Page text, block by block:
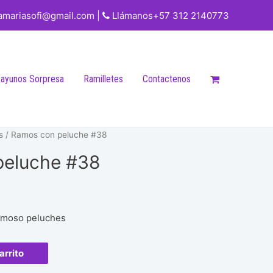
| Llámanos+57 312 2140773
Sorpresa Ramilletes Contactenos
/ Ramos con peluche #38
#38
peluches